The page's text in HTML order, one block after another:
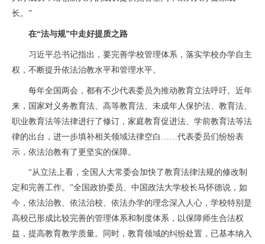
长。”
在“法与规”中走好提质之路
习近平总书记指出，要完善学校管理体系，落实学校办学自主
权，不断提升依法治教水平和管理水平。
每年全国两会，都有不少代表委员为推动教育立法呼吁。近年
来，国家对义务教育法、高等教育法、未成年人保护法、教育法、
职业教育法等法律进行了修订，家庭教育促进法、学前教育法等法
律的出台，进一步填补相关领域法律空白……代表委员们纷纷表
示，依法治教有了更坚实的保障。
“从立法上看，全国人大常委会加快了教育法律法规的修改制
定和完善工作。”全国政协委员、中国政法大学校长马怀德说，如
今，依法治教、依法治校、依法办学的理念深入人心，学校特别是
高校已形成比较完善的管理体系和制度体系，以保障师生合法权
益，提高教育教学质量。同时，教育领域的纠纷处置，已基本纳入